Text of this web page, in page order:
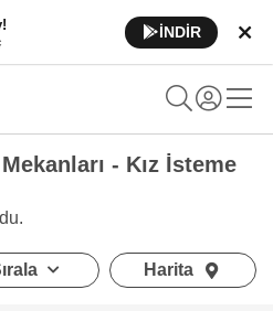
İNDİR
- Kız İsteme
Harita